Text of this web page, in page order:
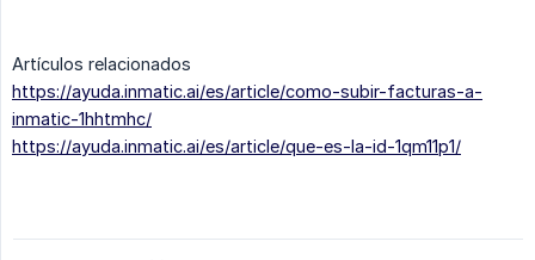
Artículos relacionados
https://ayuda.inmatic.ai/es/article/como-subir-facturas-a-
inmatic-1hhtmhc/
https://ayuda.inmatic.ai/es/article/que-es-la-id-1qm11p1/